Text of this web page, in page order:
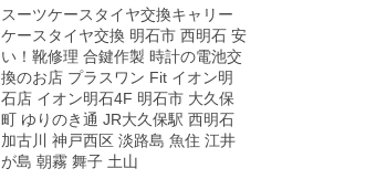
スーツケースタイヤ交換キャリー
ケースタイヤ交換 明石市 西明石 安
い！靴修理 合鍵作製 時計の電池交
換のお店 プラスワン Fit イオン明
石店 イオン明石4F 明石市 大久保
町 ゆりのき通 JR大久保駅 西明石
加古川 神戸西区 淡路島 魚住 江井
が島 朝霧 舞子 土山